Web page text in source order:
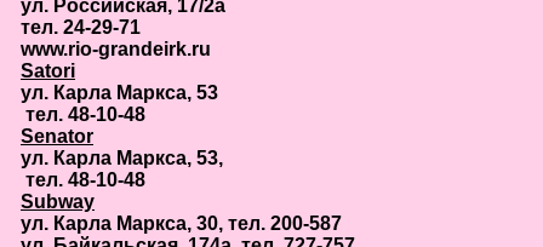
ул. Российская, 17/2а
тел. 24-29-71
www.rio-grandeirk.ru
Satori
ул. Карла Маркса, 53
тел. 48-10-48
Senator
ул. Карла Маркса, 53,
тел. 48-10-48
Subway
ул. Карла Маркса, 30, тел. 200-587